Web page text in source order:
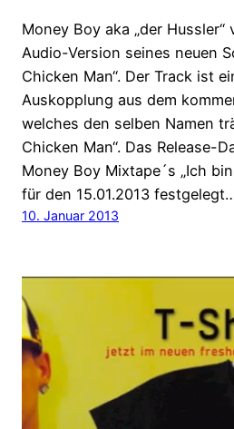
Money Boy aka „der
Audio-Version seines neuen
Chicken Man“. Der Track ist
Auskopplung aus dem
welches den selben Namen
Chicken Man“. Das Release-
Money Boy Mixtape´s „Ich
für den 15.01.2013
10. Januar 2013